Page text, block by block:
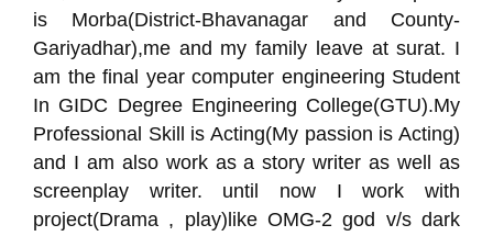
is Morba(District-Bhavanagar and County-
Gariyadhar),me and my family leave at surat. I
am the final year computer engineering Student
In GIDC Degree Engineering College(GTU).My
Professional Skill is Acting(My passion is Acting)
and I am also work as a story writer as well as
screenplay writer. until now I work with
project(Drama , play)like OMG-2 god v/s dark